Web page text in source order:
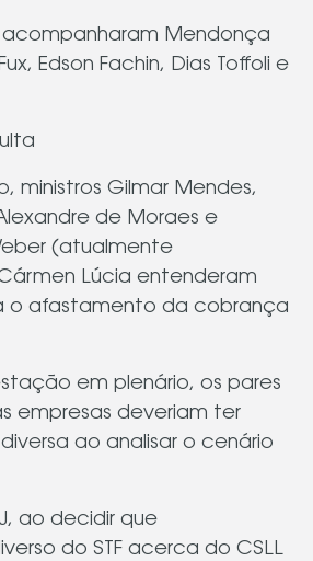
acompanharam Mendonça
Edson Fachin, Dias Toffoli e
ministros Gilmar Mendes,
de Moraes e
(atualmente
Lúcia entenderam
o afastamento da cobrança
em plenário, os pares
empresas deveriam ter
ao analisar o cenário
ao decidir que
do STF acerca do CSLL